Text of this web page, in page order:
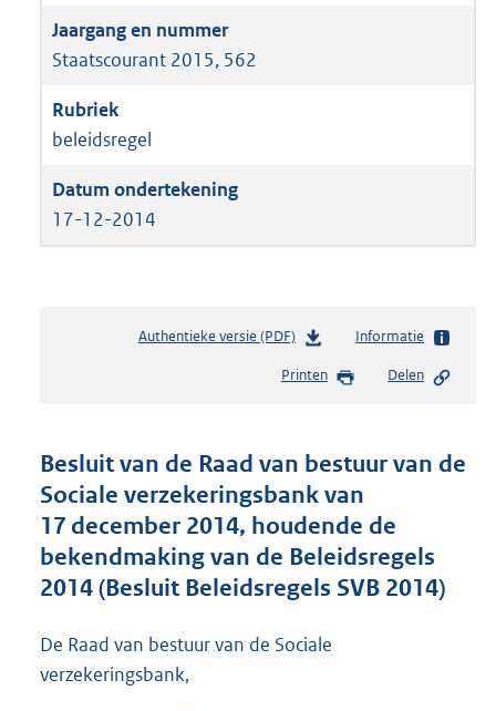
Staatscourant 2015, 562
beleidsregel
17-12-2014
Authentieke versie (PDF)b
s
d
s
g
r
o
o
t
Informatie
Printen Delen
Besluit van de Raad van bestuur van de
Sociale verzekeringsbank van
17 december 2014, houdende de
bekendmaking van de Beleidsregels
2014 (Besluit Beleidsregels SVB 2014)
De Raad van bestuur van de Sociale
verzekeringsbank,